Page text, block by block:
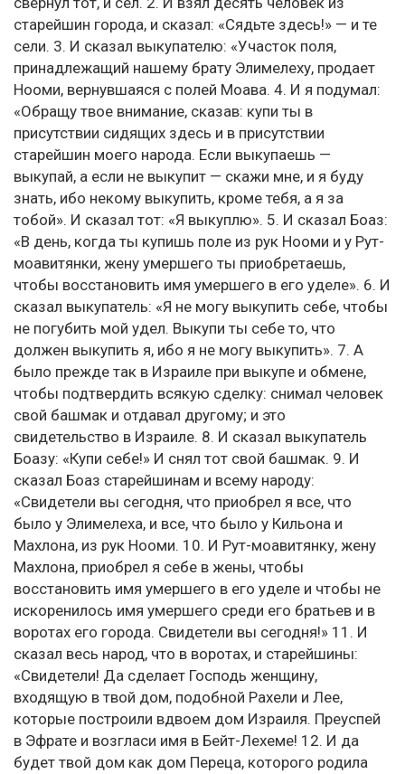
старейшин города, и сказал: «Сядьте здесь!» — и те
сели. 3. И сказал выкупателю: «Участок поля,
принадлежащий нашему брату Элимелеху, продает
Нооми, вернувшаяся с полей Моава. 4. И я подумал:
«Обращу твое внимание, сказав: купи ты в
присутствии сидящих здесь и в присутствии
старейшин моего народа. Если выкупаешь —
выкупай, а если не выкупит — скажи мне, и я буду
знать, ибо некому выкупить, кроме тебя, а я за
тобой». И сказал тот: «Я выкуплю». 5. И сказал Боаз:
«В день, когда ты купишь поле из рук Нооми и у Рут-
моавитянки, жену умершего ты приобретаешь,
чтобы восстановить имя умершего в его уделе». 6. И
сказал выкупатель: «Я не могу выкупить себе, чтобы
не погубить мой удел. Выкупи ты себе то, что
должен выкупить я, ибо я не могу выкупить». 7. А
было прежде так в Израиле при выкупе и обмене,
чтобы подтвердить всякую сделку: снимал человек
свой башмак и отдавал другому; и это
свидетельство в Израиле. 8. И сказал выкупатель
Боазу: «Купи себе!» И снял тот свой башмак. 9. И
сказал Боаз старейшинам и всему народу:
«Свидетели вы сегодня, что приобрел я все, что
было у Элимелеха, и все, что было у Кильона и
Махлона, из рук Нооми. 10. И Рут-моавитянку, жену
Махлона, приобрел я себе в жены, чтобы
восстановить имя умершего в его уделе и чтобы не
искоренилось имя умершего среди его братьев и в
воротах его города. Свидетели вы сегодня!» 11. И
сказал весь народ, что в воротах, и старейшины:
«Свидетели! Да сделает Господь женщину,
входящую в твой дом, подобной Рахели и Лее,
которые построили вдвоем дом Израиля. Преуспей
в Эфрате и возгласи имя в Бейт-Лехеме! 12. И да
будет твой дом как дом Переца, которого родила